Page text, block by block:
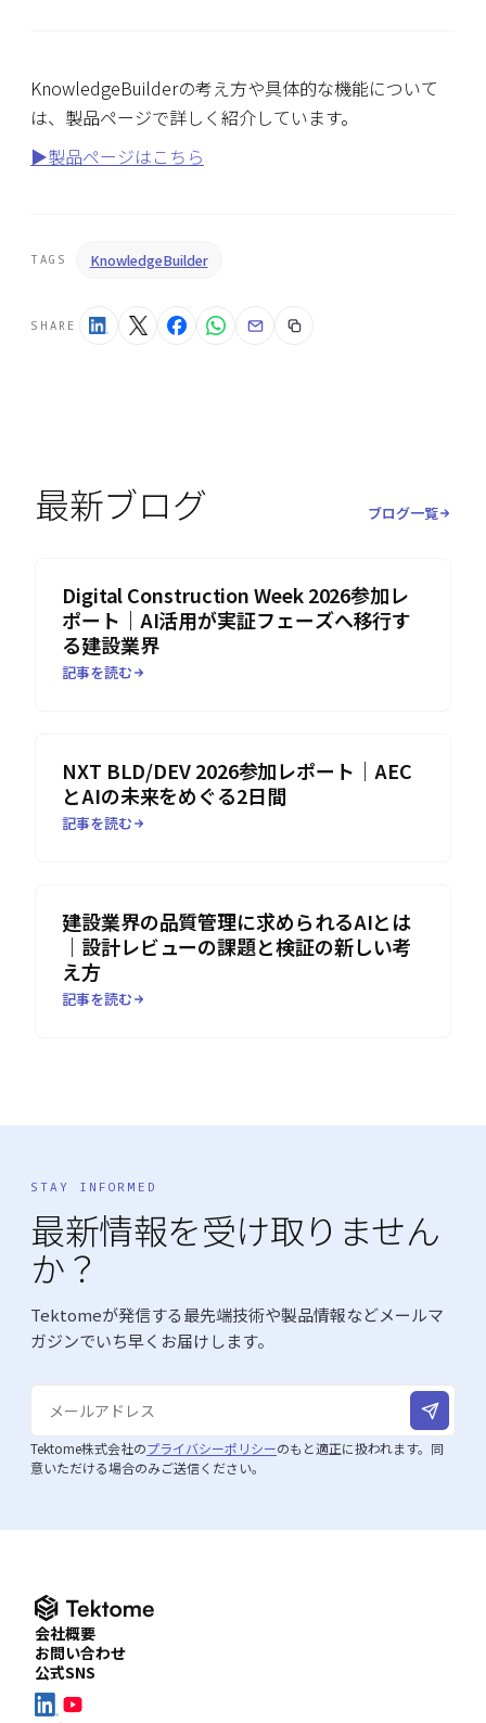
KnowledgeBuilderの考え方や具体的な機能について
は、製品ページで詳しく紹介しています。
▶︎製品ページはこちら
TAGS KnowledgeBuilder
SHARE
最新ブログ ブログ一覧
Digital Construction Week 2026参加レ
ポート｜AI活用が実証フェーズへ移行す
る建設業界
記事を読む
NXT BLD/DEV 2026参加レポート｜AEC
とAIの未来をめぐる2日間
記事を読む
建設業界の品質管理に求められるAIとは
｜設計レビューの課題と検証の新しい考
え方
記事を読む
STAY INFORMED
最新情報を受け取りません
か？
Tektomeが発信する最先端技術や製品情報などメールマ
ガジンでいち早くお届けします。
Tektome株式会社のプライバシーポリシーのもと適正に扱われます。同
意いただける場合のみご送信ください。
会社概要
お問い合わせ
公式SNS